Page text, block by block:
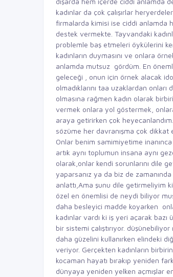
kadınlar da çok çalışırlar
firmalarda kimisi ise ciddi anlamda
destek vermekte. Tayvandaki
problemle baş etmeleri öykülerini
kadınların duymasını ve onlara
anlamda mutsuz gördüm. En
geleceği , onun için örnek alacak
olmadıklarını taa uzaklardan
olmasına rağmen kadın olarak
vermek onlara yol göstermek,
araya getirirken çok
sözüme her davranışma çok dikkat
Onlar benim samimiyetime
artık aynı toplumun insana aynı
olarak,onlar kendi sorunlarını dile
yaparsanız ya da biz de
anlattı,Ama şunu dile getirmeliyim
özel en önemlisi de neydi biliyor
daha besleyici madde koyarken
kadınlar vardı ki iş yeri açarak bazı
bir sistemi çalıştırıyor.
daha güzelini kullanırken elindeki
veriyor. Gerçekten kadınların
kocaman hayatı bırakıp yeniden
dünyaya yeniden yelken açmışlar